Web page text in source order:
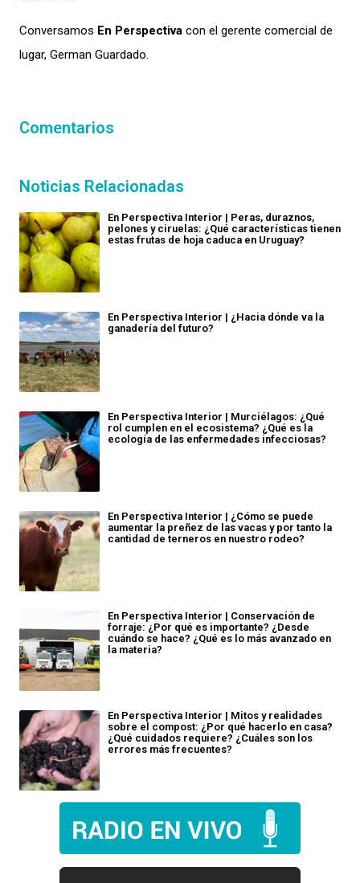
Conversamos En Perspectiva con el gerente comercial de
lugar, German Guardado.
Comentarios
Noticias Relacionadas
En Perspectiva Interior | Peras, duraznos,
pelones y ciruelas: ¿Qué características tienen
estas frutas de hoja caduca en Uruguay?
En Perspectiva Interior | ¿Hacia dónde va la
ganadería del futuro?
En Perspectiva Interior | Murciélagos: ¿Qué
rol cumplen en el ecosistema? ¿Qué es la
ecología de las enfermedades infecciosas?
En Perspectiva Interior | ¿Cómo se puede
aumentar la preñez de las vacas y por tanto la
cantidad de terneros en nuestro rodeo?
En Perspectiva Interior | Conservación de
forraje: ¿Por qué es importante? ¿Desde
cuándo se hace? ¿Qué es lo más avanzado en
la materia?
En Perspectiva Interior | Mitos y realidades
sobre el compost: ¿Por qué hacerlo en casa?
¿Qué cuidados requiere? ¿Cuáles son los
errores más frecuentes?